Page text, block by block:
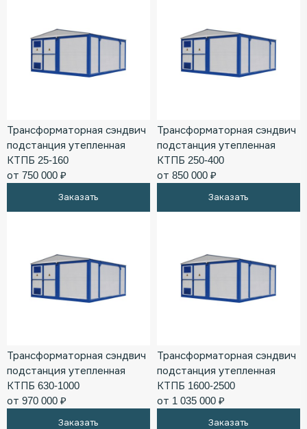
Трансформаторная сэндвич
подстанция утепленная
КТПБ 25-160
от 750 000 ₽
Заказать
Трансформаторная сэндвич
подстанция утепленная
КТПБ 250-400
от 850 000 ₽
Заказать
Трансформаторная сэндвич
подстанция утепленная
КТПБ 630-1000
от 970 000 ₽
Заказать
Трансформаторная сэндвич
подстанция утепленная
КТПБ 1600-2500
от 1 035 000 ₽
Заказать